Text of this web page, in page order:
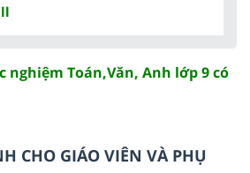
nghiệm Toán,Văn, Anh lớp 9 có
CHO GIÁO VIÊN VÀ PHỤ